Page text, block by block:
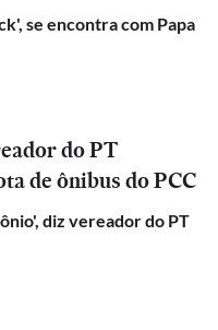
se encontra com Papa
do PT
de ônibus do PCC
diz vereador do PT